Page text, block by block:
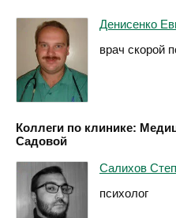
Денисенко
врач скорой
Коллеги по клинике:
Садовой
Салихов
психолог